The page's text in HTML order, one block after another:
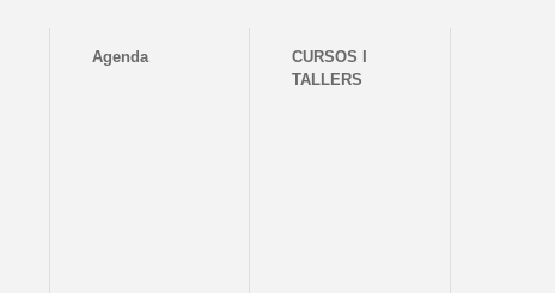
Agenda
CURSOS I
TALLERS